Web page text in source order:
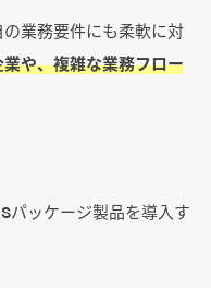
業務要件にも柔軟に対
や、複雑な業務フロー
パッケージ製品を導入す